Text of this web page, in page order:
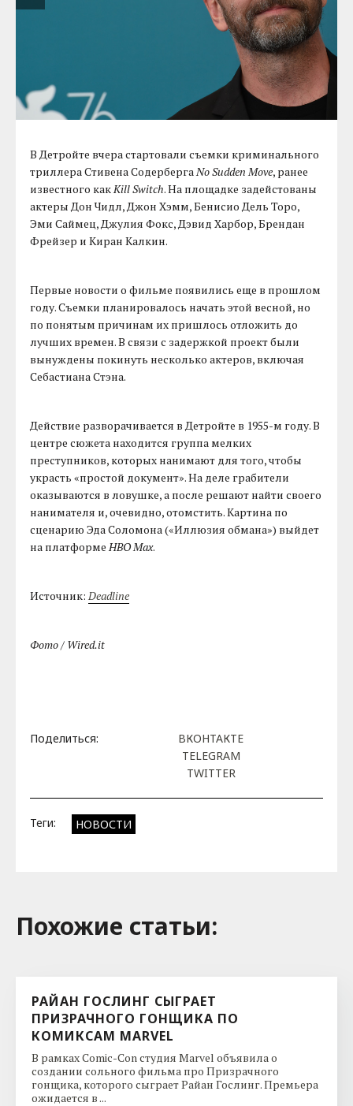
В Детройте вчера стартовали съемки криминального
триллера Стивена СодербергаNo Sudden Move, ранее
известного какKill Switch. На площадке задейстованы
актеры Дон Чидл, Джон Хэмм, Бенисио Дель Торо,
Эми Саймец, Джулия Фокс, Дэвид Харбор, Брендан
Фрейзер и Киран Калкин.
Первые новости о фильме появились еще в прошлом
году. Съемки планировалось начать этой весной, но
по понятым причинам их пришлось отложить до
лучших времен. В связи с задержкой проект были
вынуждены покинуть несколько актеров, включая
Себастиана Стэна.
Действие разворачивается в Детройте в 1955-м году. В
центре сюжета находится группа мелких
преступников, которых нанимают для того, чтобы
украсть «простой документ». На деле грабители
оказываются в ловушке, а после решают найти своего
нанимателя и, очевидно, отомстить. Картина по
сценарию Эда Соломона («Иллюзия обмана») выйдет
на платформеHBO Max.
Источник:Deadline
Фото / Wired.it
Поделиться:
ВКОНТАКТЕ
TELEGRAM
TWITTER
Теги: НОВОСТИ
Похожие cтатьи:
РАЙАН ГОСЛИНГ СЫГРАЕТ
ПРИЗРАЧНОГО ГОНЩИКА ПО
КОМИКСАМ MARVEL
В рамках Comic-Con студия Marvel объявила о
создании сольного фильма про Призрачного
гонщика, которого сыграет Райан Гослинг. Премьера
ожидается в ...